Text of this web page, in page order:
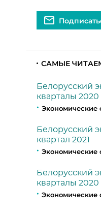
САМЫЕ
Белорусский
кварталы 2020
Экономические
Белорусский
квартал 2021
Экономические
Белорусский
кварталы 2020
Экономические